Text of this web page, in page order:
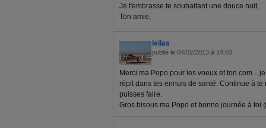
Je t'embrasse te souhaitant une douce nuit,
Ton amie,
leilas
publié le 04/02/2013 à 14:03
Merci ma Popo pour les voeux et ton com
répit dans tes ennuis de santé. Continue à
puisses faire.
Gros bisous ma Popo et bonne journée à toi